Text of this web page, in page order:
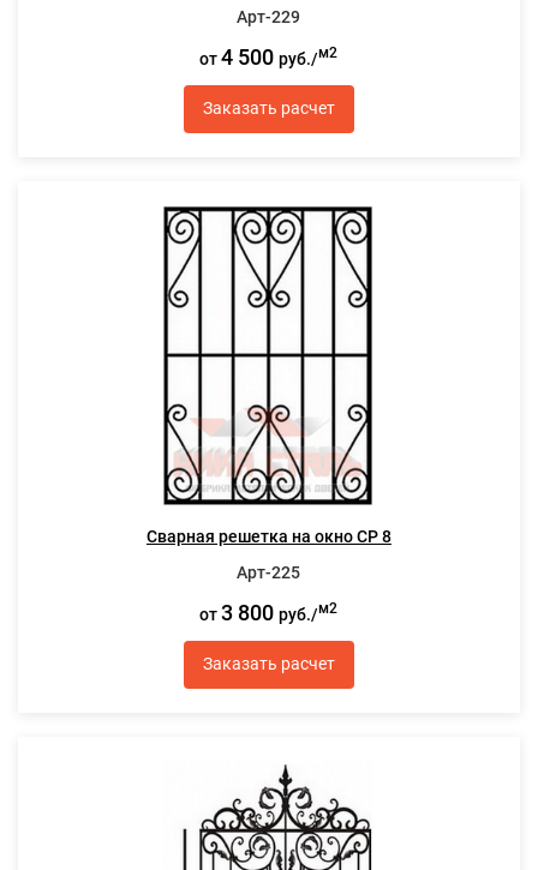
Арт-229
от4 500руб./м2
Заказать расчет
Сварная решетка на окно СР 8
Арт-225
от3 800руб./м2
Заказать расчет